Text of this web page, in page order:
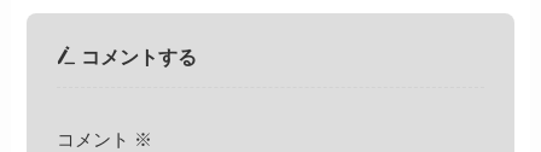
コメントする
コメント ※